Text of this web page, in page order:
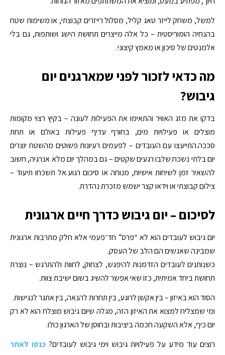
למשל, משחק לייזר טאג קליל, מסלול רייזרים קבוצתי, או משימות שטח
בהנחיה הומוריסטית – כל אלה מייצרים תחושת הישג ושותפות, גם בלי
אלמנטים של סיכון או מאמץ קיצוני.
מה כדאי לזכור לפני שמארגנים יום
גיבוש?
בדקו את מזג האוויר והתאימו את הפעילות לעונה – בקיץ רצוי מקומות
מוצלים או פעילויות מים, בחורף עדיף פעילות באולם או תחת
סככה.התייעצו עם העובדים – לפעמים רעיונות פשוטים מהשטח יוצרים
יום בלתי נשכח.שלבו רגעים שקטים – גם במהלך יום מלא אנרגיה, חשוב
להשאיר זמן לשיחות אישיות, מנוחה או סיכום רגוע.אל תשכחו תיעוד –
צילום קבוצתי או וידאו קצר ישמש מזכרת נהדרת.
לסיכום – יום גיבוש כדרך חיים ארגונית
יום גיבוש לעובדים הוא לא “פרס” חד־פעמי אלא חלק מתרבות ארגונית
שמבינה שאנשים הם הלב של העסק.
כשנותנים לעובדים הזדמנות להיפגש, לצחוק, לחוות ולהתרגש – נוצרת
תחושת ביחד אמיתית, כזו שאי אפשר להשיג בשום ישיבת צוות.
הסוד הוא באיזון – בין אקשן לרוגע, בין תחרות להנאה, בין אתגר לנגישות.
ומי שמצליח למצוא את האיזון הזה, מגלה שיום גיבוש מוצלח הוא לא רק
יום כיף, אלא השקעה חכמה ביציבות ובחוסן של הארגון כולו.
רוצים עוד מידע על פעילויות גיבוש וימי גיבוש לעובדים? כנסו לאתר